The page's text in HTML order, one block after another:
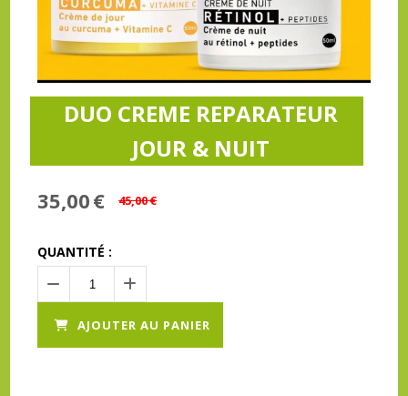
DUO CREME REPARATEUR
JOUR & NUIT
35,00€ 45,00€
QUANTITÉ :
AJOUTER AU PANIER